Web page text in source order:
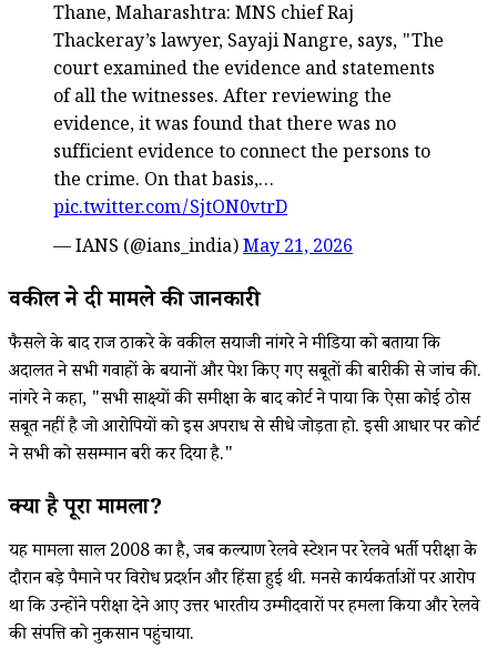
Thane, Maharashtra: MNS chief Raj
Thackeray’s lawyer, Sayaji Nangre, says, "The
court examined the evidence and statements
of all the witnesses. After reviewing the
evidence, it was found that there was no
sufficient evidence to connect the persons to
the crime. On that basis,…
pic.twitter.com/SjtON0vtrD
— IANS (@ians_india)May 21, 2026
वकील ने दी मामले की जानकारी
फैसले के बाद राज ठाकरे के वकील सयाजी नांगरे ने मीडिया को बताया कि
अदालत ने सभी गवाहों के बयानों और पेश किए गए सबूतों की बारीकी से जांच की.
नांगरे ने कहा, "सभी साक्ष्यों की समीक्षा के बाद कोर्ट ने पाया कि ऐसा कोई ठोस
सबूत नहीं है जो आरोपियों को इस अपराध से सीधे जोड़ता हो. इसी आधार पर कोर्ट
ने सभी को ससम्मान बरी कर दिया है."
क्या है पूरा मामला?
यह मामला साल 2008 का है, जब कल्याण रेलवे स्टेशन पर रेलवे भर्ती परीक्षा के
दौरान बड़े पैमाने पर विरोध प्रदर्शन और हिंसा हुई थी. मनसे कार्यकर्ताओं पर आरोप
था कि उन्होंने परीक्षा देने आए उत्तर भारतीय उम्मीदवारों पर हमला किया और रेलवे
की संपत्ति को नुकसान पहुंचाया.